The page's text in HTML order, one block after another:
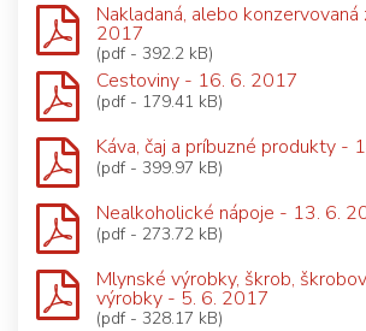
Nakladaná, alebo
2017
(pdf - 392.2 kB)
Cestoviny - 16. 6. 2017
(pdf - 179.41 kB)
Káva, čaj a príbuzné produkty -
(pdf - 399.97 kB)
Nealkoholické nápoje - 13. 6.
(pdf - 273.72 kB)
Mlynské výrobky, škrob,
výrobky - 5. 6. 2017
(pdf - 328.17 kB)